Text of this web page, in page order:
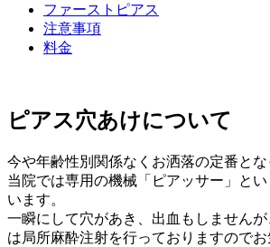
ファーストピアス
注意事項
料金
ピアス穴あけについて
今や年齢性別関係なくお洒落の定番とな
当院では専用の機械「ピアッサー」と
います。
一瞬にして穴があき、出血もしません
は局所麻酔注射を行っておりますので